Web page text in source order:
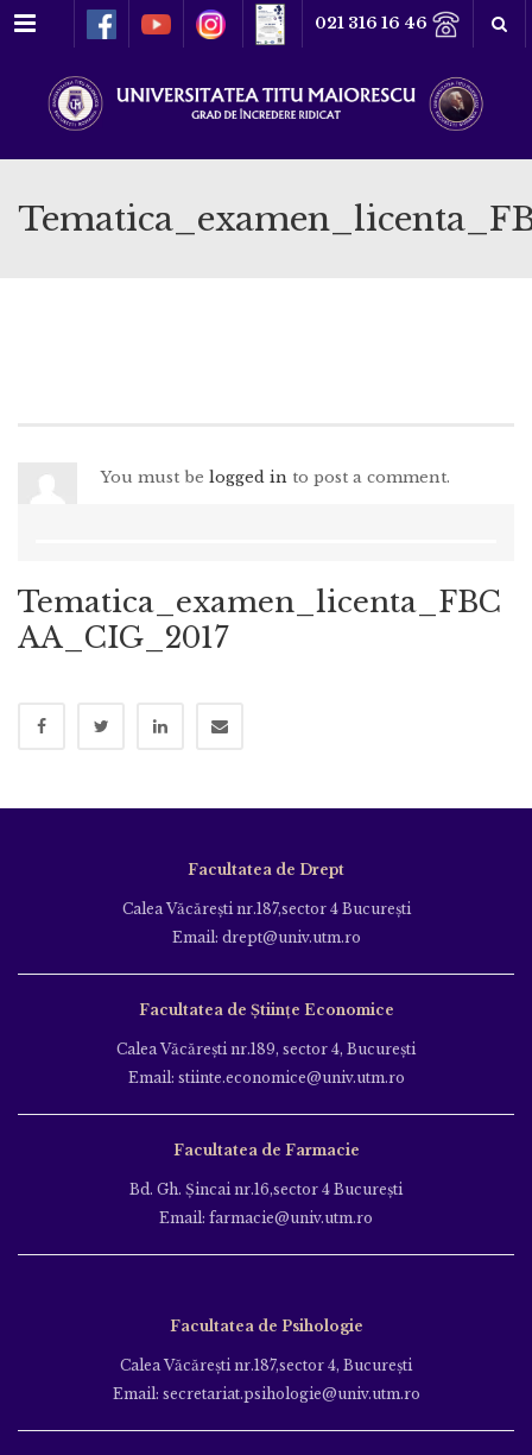
Meniu 021 316 16 46
You must be logged in to post a comment.
Tematica_examen_licenta_FBC
AA_CIG_2017
Facultatea de Drept
Calea Văcăreşti nr.187,sector 4 Bucureşti
Email: drept@univ.utm.ro
Facultatea de Științe Economice
Calea Văcăreşti nr.189, sector 4, Bucureşti
Email: stiinte.economice@univ.utm.ro
Facultatea de Farmacie
Bd. Gh. Şincai nr.16,sector 4 Bucureşti
Email: farmacie@univ.utm.ro
Facultatea de Psihologie
Calea Văcăreşti nr.187,sector 4, Bucureşti
Email: secretariat.psihologie@univ.utm.ro